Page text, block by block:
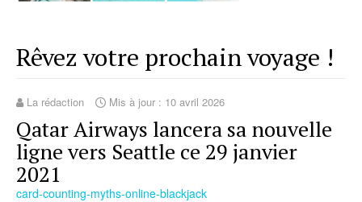
Rêvez votre prochain voyage !
La rédaction Mis à jour : 10 avril 2026
Qatar Airways lancera sa nouvelle
ligne vers Seattle ce 29 janvier
2021
card-counting-myths-online-blackjack